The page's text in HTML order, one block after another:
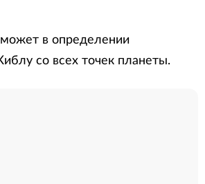
в определении
со всех точек планеты.